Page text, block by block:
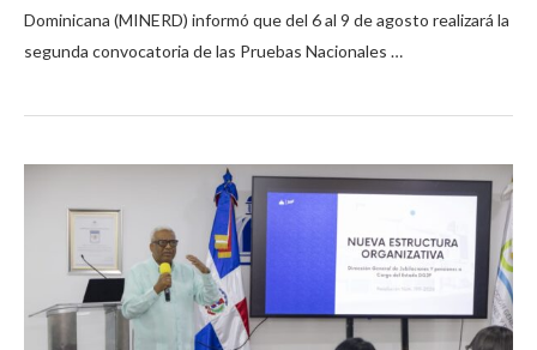
Dominicana (MINERD) informó que del 6 al 9 de agosto realizará la
segunda convocatoria de las Pruebas Nacionales …